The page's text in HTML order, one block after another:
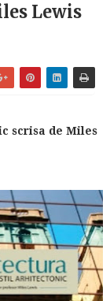
Lewis
scrisa de Miles